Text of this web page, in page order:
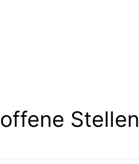
offene Stellen